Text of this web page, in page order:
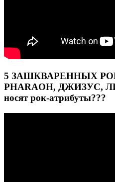
5 ЗАШКВАРЕННЫХ
PHARAOH, ДЖИЗУС,
носят рок-атрибуты???